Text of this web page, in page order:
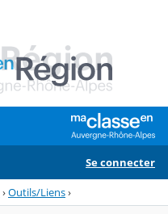
Se connecter
›Outils/Liens›